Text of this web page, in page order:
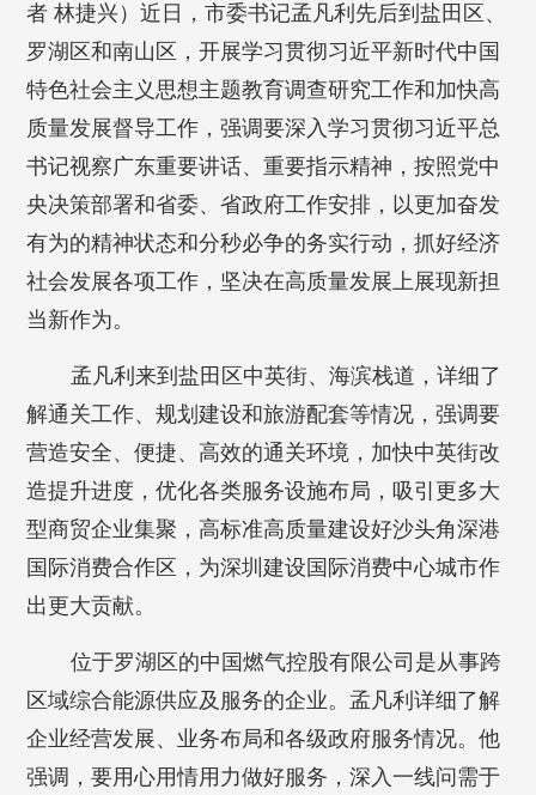
者 林捷兴）近日，市委书记孟凡利先后到盐田区、
罗湖区和南山区，开展学习贯彻习近平新时代中国
特色社会主义思想主题教育调查研究工作和加快高
质量发展督导工作，强调要深入学习贯彻习近平总
书记视察广东重要讲话、重要指示精神，按照党中
央决策部署和省委、省政府工作安排，以更加奋发
有为的精神状态和分秒必争的务实行动，抓好经济
社会发展各项工作，坚决在高质量发展上展现新担
当新作为。
孟凡利来到盐田区中英街、海滨栈道，详细了
解通关工作、规划建设和旅游配套等情况，强调要
营造安全、便捷、高效的通关环境，加快中英街改
造提升进度，优化各类服务设施布局，吸引更多大
型商贸企业集聚，高标准高质量建设好沙头角深港
国际消费合作区，为深圳建设国际消费中心城市作
出更大贡献。
位于罗湖区的中国燃气控股有限公司是从事跨
区域综合能源供应及服务的企业。孟凡利详细了解
企业经营发展、业务布局和各级政府服务情况。他
强调，要用心用情用力做好服务，深入一线问需于